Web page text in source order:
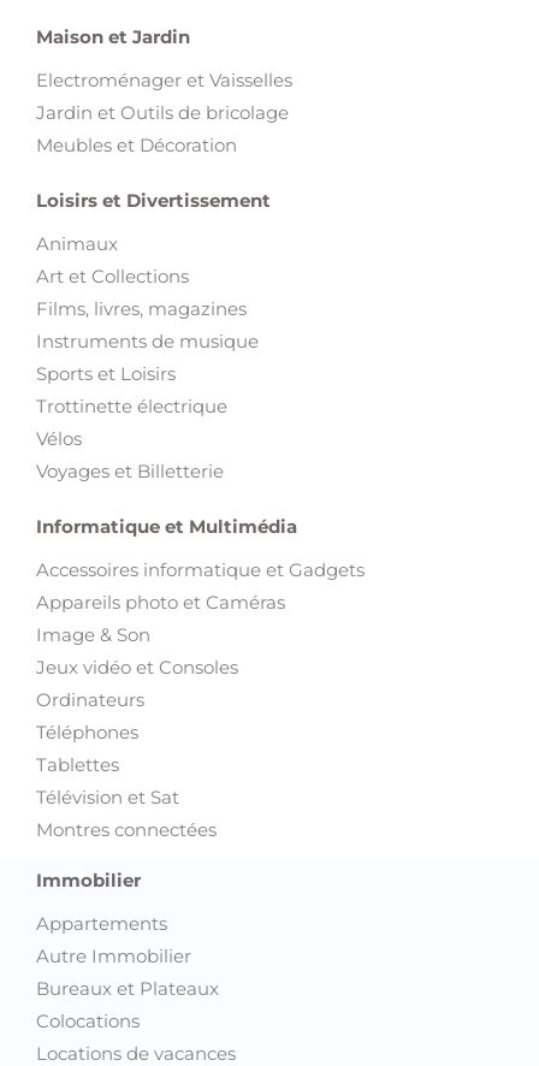
Maison et Jardin
Electroménager et Vaisselles
Jardin et Outils de bricolage
Meubles et Décoration
Loisirs et Divertissement
Animaux
Art et Collections
Films, livres, magazines
Instruments de musique
Sports et Loisirs
Trottinette électrique
Vélos
Voyages et Billetterie
Informatique et Multimédia
Accessoires informatique et Gadgets
Appareils photo et Caméras
Image & Son
Jeux vidéo et Consoles
Ordinateurs
Téléphones
Tablettes
Télévision et Sat
Montres connectées
Immobilier
Appartements
Autre Immobilier
Bureaux et Plateaux
Colocations
Locations de vacances